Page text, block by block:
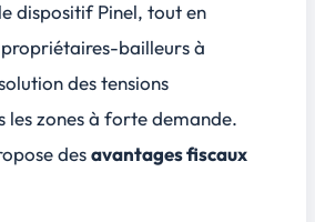
dispositif Pinel, tout en
bailleurs à
des tensions
les zones à forte demande.
desavantages fiscaux